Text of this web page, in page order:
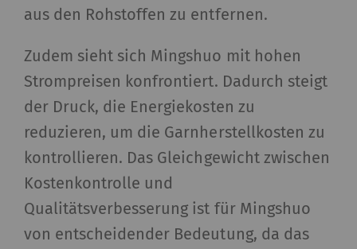
aus den Rohstoffen zu entfernen.
Zudem sieht sich Mingshuo mit hohen
Strompreisen konfrontiert. Dadurch steigt
der Druck, die Energiekosten zu
reduzieren, um die Garnherstellkosten zu
kontrollieren. Das Gleichgewicht zwischen
Kostenkontrolle und
Qualitätsverbesserung ist für Mingshuo
von entscheidender Bedeutung, da das